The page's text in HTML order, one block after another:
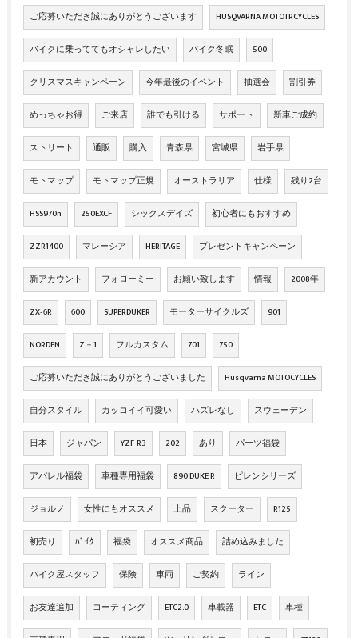
ご応募いただき誠にありがとうございます HUSQVARNA MOTOTRCYCLES
バイクに乗っててもオシャレしたい バイク冬眠 500
クリスマスキャンペーン 今年最後のイベント 抽選会 割引券
めっちゃお得 ご来店 誰でも引ける サポート 新車ご成約
ストリート 通販 購入 青森県 宮城県 岩手県
モトマップ モトマップ正規 オーストラリア 仕様 残り2台
HSS970n 250EXCF シックスデイズ 初心者にもおすすめ
ZZR1400 マレーシア HERITAGE プレゼントキャンペーン
新アカウント フォローミー お願い致します 情報 2008年
ZX‐6R 600 SUPERDUKER モーターサイクルズ 901
NORDEN Z－1 フルカスタム 701 750
ご応募いただき誠にありがとうございました Husqvarna MOTOCYCLES
自分スタイル カッコイイ可愛い ハズレなし スウェーデン
日本 ジャパン YZF-R3 202 あり パーツ福袋
アパレル福袋 車種専用福袋 890 DUKE R ピレンシリーズ
ジョルノ 女性にもオススメ 上品 スクーター R125
初売り ﾊﾞｲｸ 福袋 オススメ商品 詰め込みました
バイク屋スタッフ 保険 車両 ご契約 ライン
お友達追加 コーティング ETC2.0 車載器 ETC 車種